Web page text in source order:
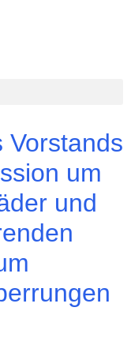
Vorstands
um
und